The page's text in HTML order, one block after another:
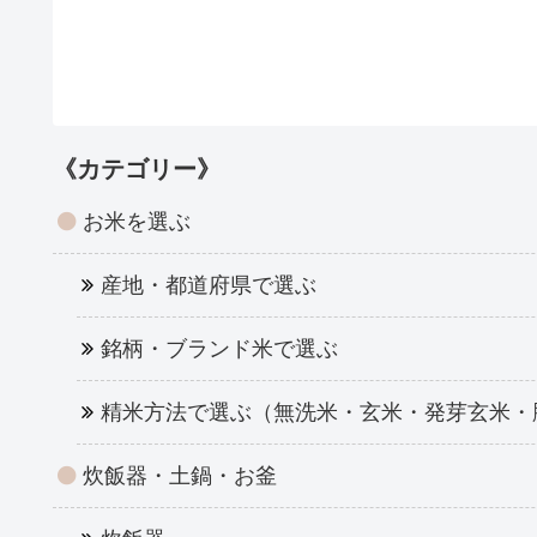
《カテゴリー》
お米を選ぶ
産地・都道府県で選ぶ
銘柄・ブランド米で選ぶ
精米方法で選ぶ（無洗米・玄米・発芽玄米
炊飯器・土鍋・お釜